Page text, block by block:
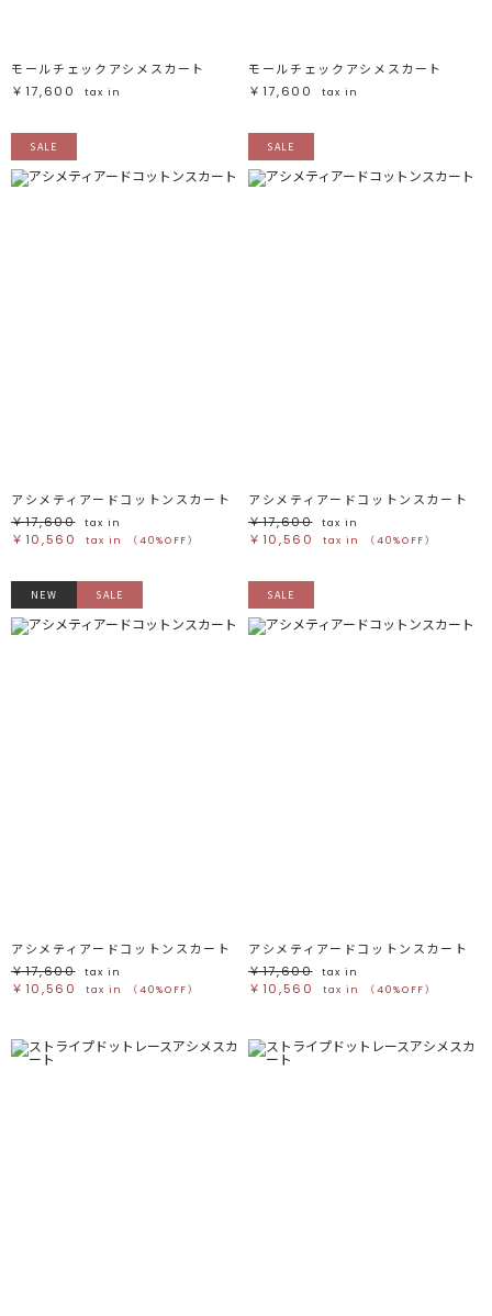
モールチェックアシメスカート
￥17,600
tax in
モールチェックアシメスカート
￥17,600
tax in
SALE
アシメティアードコットンスカート
￥17,600
tax in
￥10,560 tax in （40%OFF）
SALE
アシメティアードコットンスカート
￥17,600
tax in
￥10,560 tax in （40%OFF）
NEW SALE
アシメティアードコットンスカート
￥17,600
tax in
￥10,560 tax in （40%OFF）
SALE
アシメティアードコットンスカート
￥17,600
tax in
￥10,560 tax in （40%OFF）